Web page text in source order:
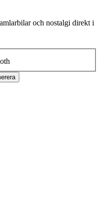
och nostalgi direkt i